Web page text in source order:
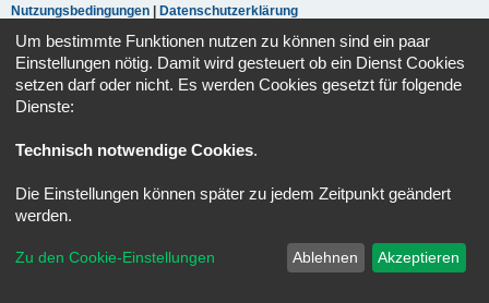
Nutzungsbedingungen
Datenschutzerklärung
Registrieren
Alle Cookies löschen
Impressum
Kontakt
Powered by
® Forum Software © phpBB Limited
Deutsche Übersetzung durch
Um bestimmte Funktionen nutzen zu können sind ein paar
Einstellungen nötig. Damit wird gesteuert ob ein Dienst Cookies
setzen darf oder nicht. Es werden Cookies gesetzt für folgende
Dienste:
Technisch notwendige Cookies.
Die Einstellungen können später zu jedem Zeitpunkt geändert
werden.
Zu den Cookie-Einstellungen Ablehnen Akzeptieren